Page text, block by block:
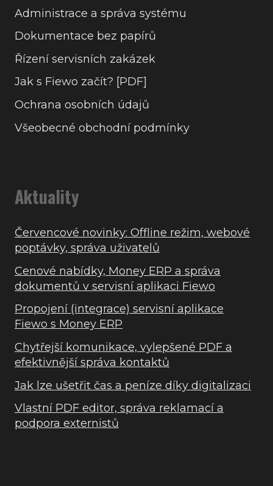
Administrace a správa systému
Dokumentace bez papírů
Řízení servisních zakázek
Jak s Fiewo začít? [PDF]
Ochrana osobních údajů
Všeobecné obchodní podmínky
Aktuality
Červencové novinky: Offline režim, webové
poptávky, správa uživatelů
Cenové nabídky, Money ERP a správa
dokumentů v servisní aplikaci Fiewo
Propojení (integrace) servisní aplikace
Fiewo s Money ERP
Chytřejší komunikace, vylepšené PDF a
efektivnější správa kontaktů
Jak lze ušetřit čas a peníze díky digitalizaci
Vlastní PDF editor, správa reklamací a
podpora externistů